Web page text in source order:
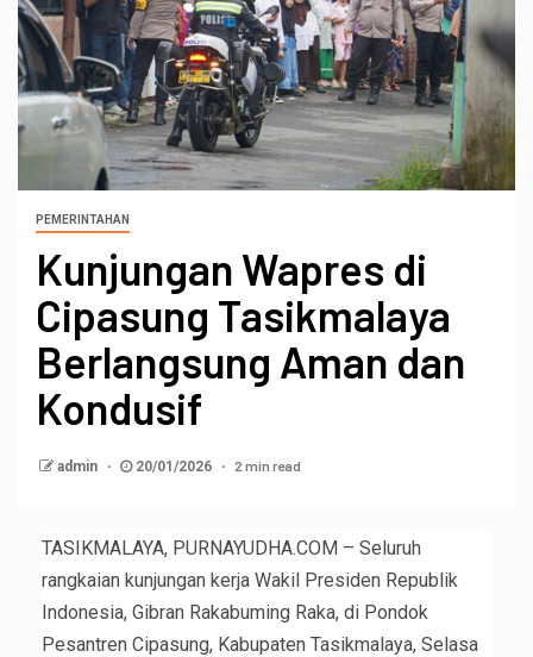
PEMERINTAHAN
Kunjungan Wapres di
Cipasung Tasikmalaya
Berlangsung Aman dan
Kondusif
admin 20/01/2026 2 min read
TASIKMALAYA, PURNAYUDHA.COM – Seluruh
rangkaian kunjungan kerja Wakil Presiden Republik
Indonesia, Gibran Rakabuming Raka, di Pondok
Pesantren Cipasung, Kabupaten Tasikmalaya, Selasa